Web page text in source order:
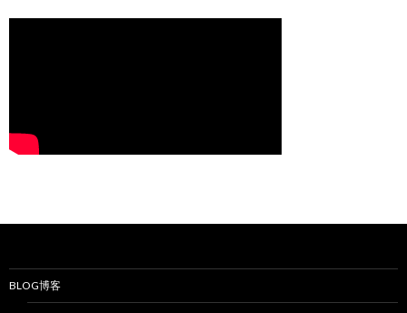
BLOG博客